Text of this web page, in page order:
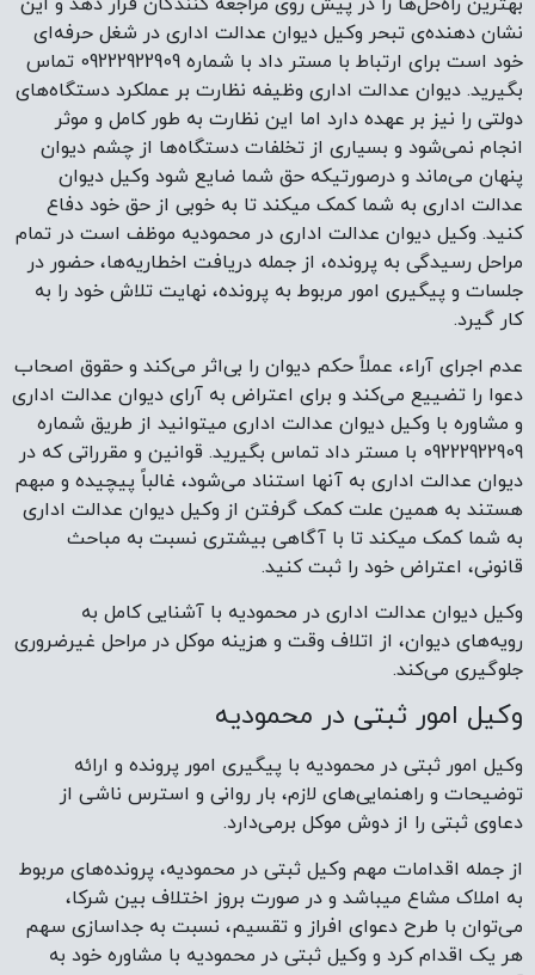
نشان دهنده‌ی تبحر وکیل دیوان عدالت اداری در شغل حرفه‌ای
خود است برای ارتباط با مستر داد با شماره 09222922909 تماس
بگیرید. دیوان عدالت اداری وظیفه نظارت بر عملکرد دستگاه‌های
دولتی را نیز بر عهده دارد اما این نظارت به طور کامل و موثر
انجام نمی‌شود و بسیاری از تخلفات دستگاه‌ها از چشم دیوان
پنهان می‌ماند و درصورتیکه حق شما ضایع شود وکیل دیوان
عدالت اداری به شما کمک میکند تا به خوبی از حق خود دفاع
کنید. وکیل دیوان عدالت اداری در محمودیه موظف است در تمام
مراحل رسیدگی به پرونده، از جمله دریافت اخطاریه‌ها، حضور در
جلسات و پیگیری امور مربوط به پرونده، نهایت تلاش خود را به
کار گیرد.
عدم اجرای آراء، عملاً حکم دیوان را بی‌اثر می‌کند و حقوق اصحاب
دعوا را تضییع می‌کند و برای اعتراض به آرای دیوان عدالت اداری
و مشاوره با وکیل دیوان عدالت اداری میتوانید از طریق شماره
09222922909 با مستر داد تماس بگیرید. قوانین و مقرراتی که در
دیوان عدالت اداری به آنها استناد می‌شود، غالباً پیچیده و مبهم
هستند به همین علت کمک گرفتن از وکیل دیوان عدالت اداری
به شما کمک میکند تا با آگاهی بیشتری نسبت به مباحث
قانونی، اعتراض خود را ثبت کنید.
وکیل دیوان عدالت اداری در محمودیه با آشنایی کامل به
رویه‌های دیوان، از اتلاف وقت و هزینه موکل در مراحل غیرضروری
جلوگیری می‌کند.
وکیل امور ثبتی در محمودیه
وکیل امور ثبتی در محمودیه با پیگیری امور پرونده و ارائه
توضیحات و راهنمایی‌های لازم، بار روانی و استرس ناشی از
دعاوی ثبتی را از دوش موکل برمی‌دارد.
از جمله اقدامات مهم وکیل ثبتی در محمودیه، پرونده‌های مربوط
به املاک مشاع میباشد و در صورت بروز اختلاف بین شرکا،
می‌توان با طرح دعوای افراز و تقسیم، نسبت به جداسازی سهم
هر یک اقدام کرد و وکیل ثبتی در محمودیه با مشاوره خود به